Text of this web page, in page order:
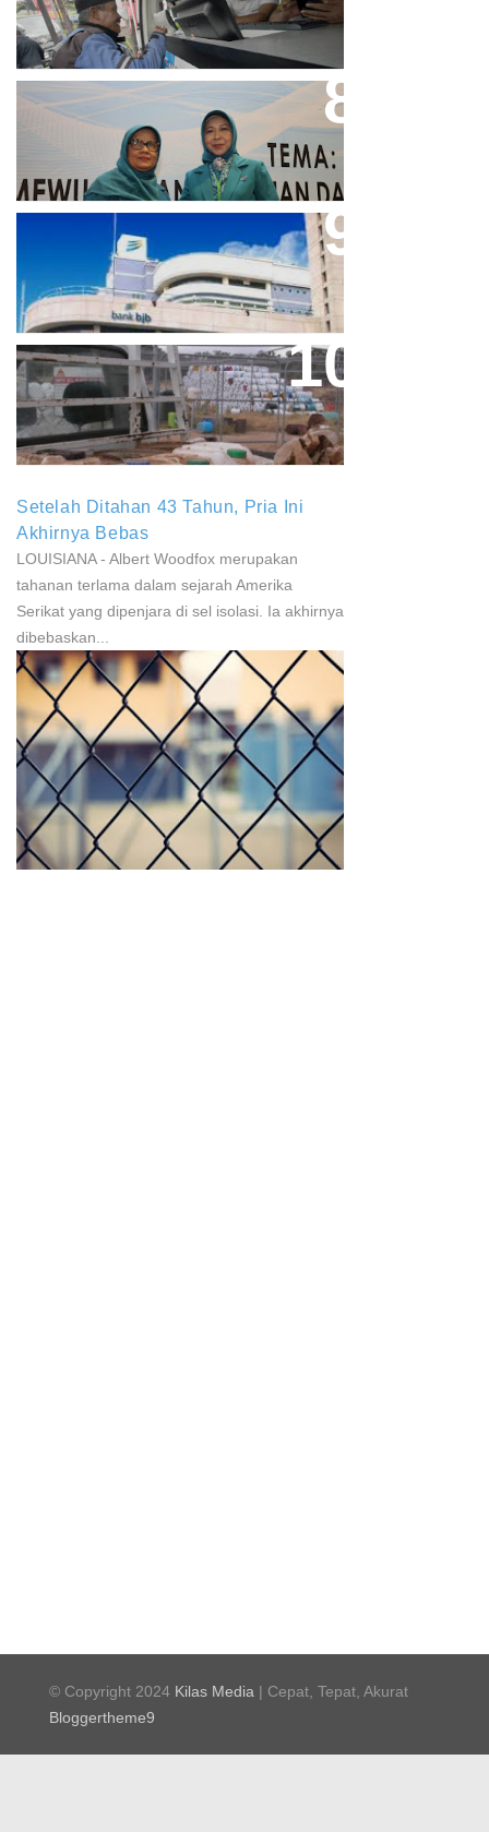
Perpres No.99/2017 Bisa Jadi
Acuan Semangat Pengabdian
PKK
Aher Minta Pemerintah Pusat
Masukan Kembali BJB Sebagai
Penyalur KUR
Paparan Pestisida Sebabkan
Parkinson Dan Kanker
Setelah Ditahan 43 Tahun, Pria Ini
Akhirnya Bebas
LOUISIANA - Albert Woodfox merupakan
tahanan terlama dalam sejarah Amerika
Serikat yang dipenjara di sel isolasi. Ia akhirnya
dibebaskan...
© Copyright 2024 Kilas Media | Cepat, Tepat, Akurat
Bloggertheme9